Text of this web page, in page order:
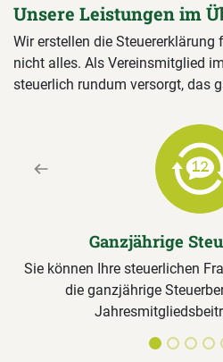
Unsere Leistungen im
Wir erstellen die
nicht alles. Als Vereinsmitglied
steuerlich rundum versorgt, das
Ganzjährige
Sie können Ihre steuerlichen
die ganzjährige
Previous